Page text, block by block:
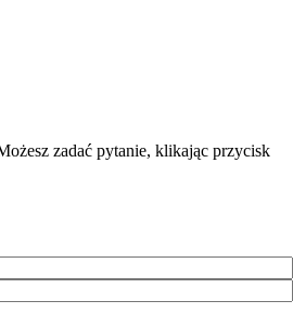
zadać pytanie, klikając przycisk